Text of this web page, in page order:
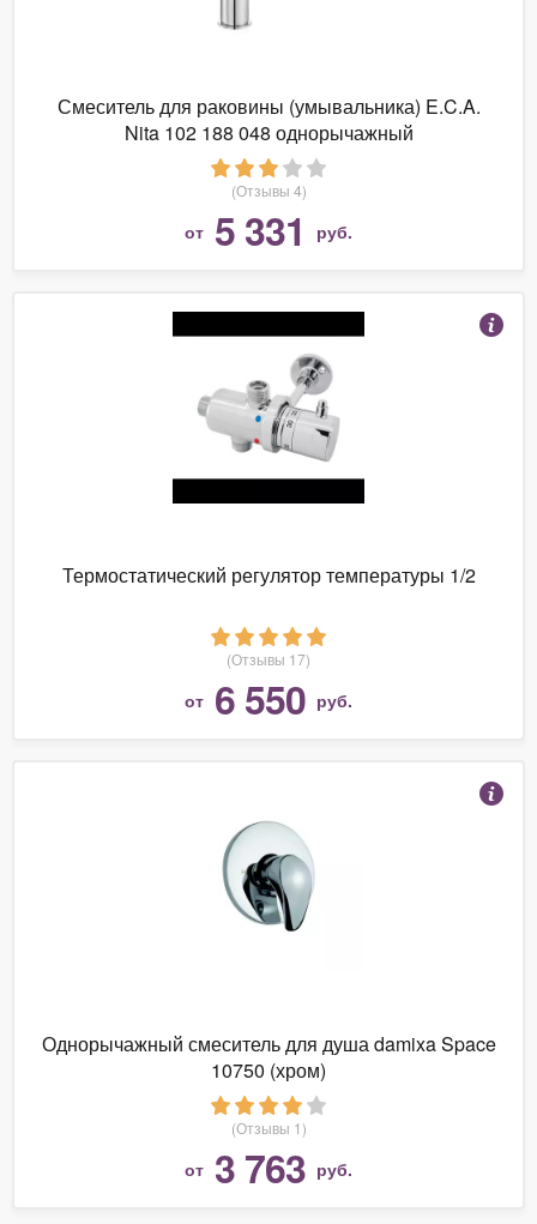
Смеситель для раковины (умывальника) E.C.A.
Nita 102 188 048 однорычажный
(Отзывы 4)
от 5 331 руб.
Термостатический регулятор температуры 1/2
(Отзывы 17)
от 6 550 руб.
Однорычажный смеситель для душа damixa Space
10750 (хром)
(Отзывы 1)
от 3 763 руб.